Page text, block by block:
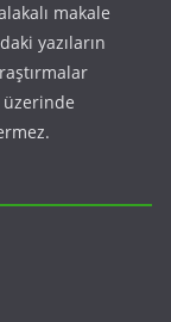
makale
yazıların
üzerinde